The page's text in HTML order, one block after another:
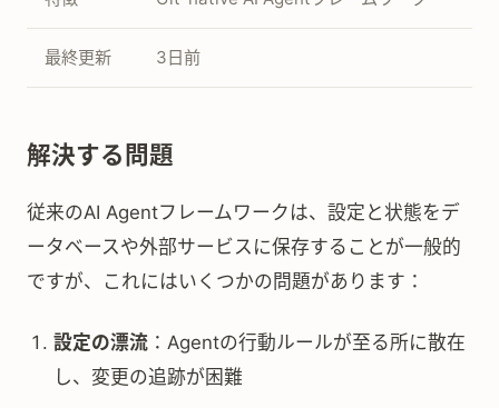
最終更新 3日前
解決する問題
従来のAI Agentフレームワークは、設定と状態をデ
ータベースや外部サービスに保存することが一般的
ですが、これにはいくつかの問題があります：
設定の漂流 ：Agentの行動ルールが至る所に散在
し、変更の追跡が困難